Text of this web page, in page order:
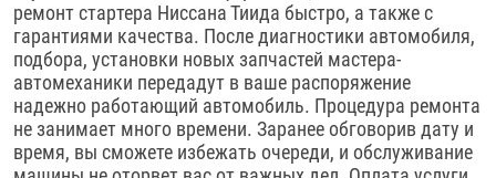
ремонт стартера Ниссана Тиида быстро, а также с
гарантиями качества. После диагностики автомобиля,
подбора, установки новых запчастей мастера-
автомеханики передадут в ваше распоряжение
надежно работающий автомобиль. Процедура ремонта
не занимает много времени. Заранее обговорив дату и
время, вы сможете избежать очереди, и обслуживание